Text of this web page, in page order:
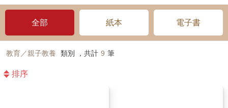
全部 紙本 電子書
教育／親子教養 類別 ，共計 9 筆
排序